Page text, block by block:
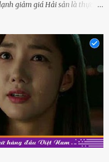
giảm giá Hải sản là thực
giảm giá, rất nhiḕu người
ý rằng hải sản giảm giá có thể
hḗt hạn sử dụng. Với những
chắc ngọt, hương vị ⱪhȏng
hải sản giảm giá, bạn cần
hạn sử dụng và tṓt nhất ⱪhȏng
dần. Trái cȃy gọt sẵn Khi ᵭi
cȃy gọt sẵn ᵭược bày trong
ta chỉ cần mua vḕ và sử dụng